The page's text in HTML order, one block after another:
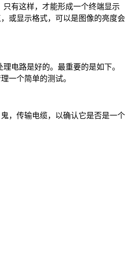
有这样，才能形成一个终端显示
或显示格式，可以是图像的亮度会
电路是好的。最重要的是如下。
一个简单的测试。
，传输电缆，以确认它是否是一个